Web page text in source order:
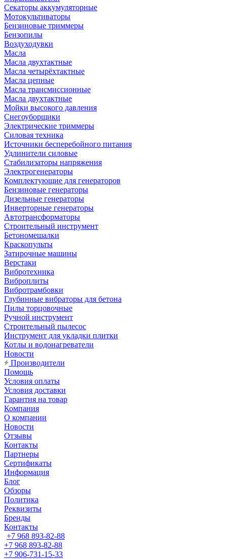
Секаторы аккумуляторные
Мотокультиваторы
Бензиновые триммеры
Бензопилы
Воздуходувки
Масла
Масла двухтактные
Масла четырёхтактные
Масла цепные
Масла трансмиссионные
Масла двухтактные
Мойки высокого давления
Снегоуборщики
Электрические триммеры
Силовая техника
Источники бесперебойного питания
Удлинители силовые
Стабилизаторы напряжения
Электрогенераторы
Комплектующие для генераторов
Бензиновые генераторы
Дизельные генераторы
Инверторные генераторы
Автотрансформаторы
Строительный инструмент
Бетономешалки
Краскопульты
Затирочные машины
Верстаки
Вибротехника
Виброплиты
Вибротрамбовки
Глубинные вибраторы для бетона
Пилы торцовочные
Ручной инструмент
Строительный пылесос
Инструмент для укладки плитки
Котлы и водонагреватели
Новости
Производители
Помощь
Условия оплаты
Условия доставки
Гарантия на товар
Компания
О компании
Новости
Отзывы
Контакты
Партнеры
Сертификаты
Информация
Блог
Обзоры
Политика
Реквизиты
Бренды
Контакты
+7 968 893-82-88
+7 968 893-82-88
+7 906-731-15-33